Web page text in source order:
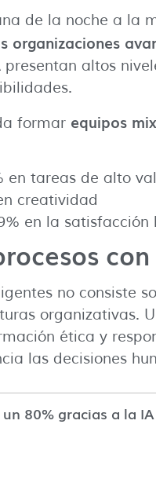
de la noche a la
organizaciones
altos
formar equipos
en tareas de alto
creatividad
en la satisfacción
no consiste
organizativas.
ética y
las decisiones
80% gracias a la IA